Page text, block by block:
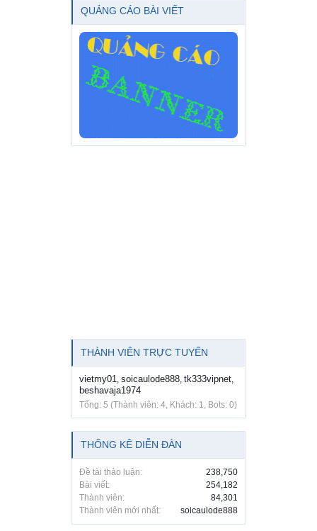
QUẢNG CÁO BÀI VIẾT
THÀNH VIÊN TRỰC TUYẾN
vietmy01 soicaulode888 tk333vipnet
beshavaja1974
Tổng: 5 (Thành viên: 4, Khách: 1, Bots: 0)
THỐNG KÊ DIỄN ĐÀN
Đề tài thảo luận:
238,750
Bài viết:
254,182
Thành viên:
84,301
Thành viên mới nhất:
soicaulode888